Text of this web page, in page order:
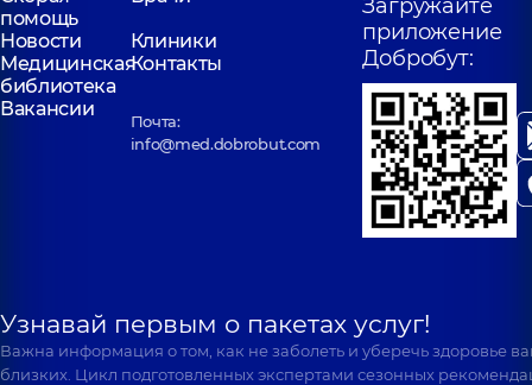
помощь
Новости
Клиники
Медицинская
библиотека
Контакты
Вакансии
Почта:
info@med.dobrobut.com
Загружайте
приложение
Добробут:
Узнавай первым о пакетах услуг!
Важна информация о том, как не заболеть и уберечь здоровье
близких. Цикл подготовленных экспертами сезонных